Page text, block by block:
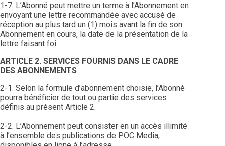
1-7. L’Abonné peut mettre un terme à l’Abonnement en
envoyant une lettre recommandée avec accusé de
réception au plus tard un (1) mois avant la fin de son
Abonnement en cours, la date de la présentation de la
lettre faisant foi.
ARTICLE 2. SERVICES FOURNIS DANS LE CADRE
DES ABONNEMENTS
2-1. Selon la formule d’abonnement choisie, l’Abonné
pourra bénéficier de tout ou partie des services
définis au présent Article 2.
2-2. L’Abonnement peut consister en un accès illimité
à l’ensemble des publications de POC Media,